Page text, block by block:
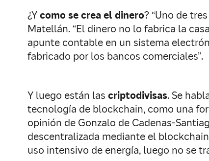
¿Ycomo se crea el dinero? “Uno de
Matellán. “El dinero no lo fabrica la
apunte contable en un sistema
fabricado por los bancos comerciales”.
Y luego están las criptodivisas. Se
tecnología de blockchain, como una
opinión de Gonzalo de Cadenas-
descentralizada mediante el
uso intensivo de energía, luego no se